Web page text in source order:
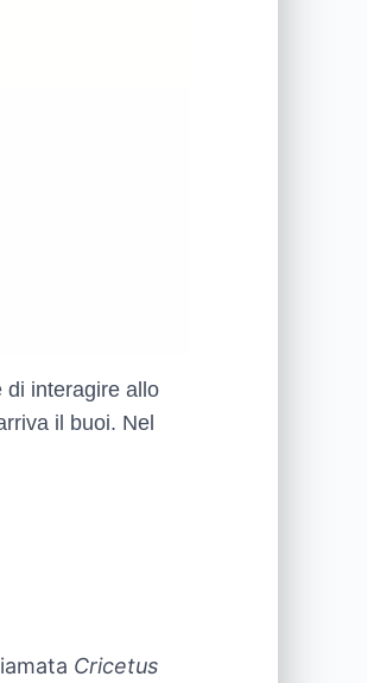
di interagire allo
il buoi. Nel
Cricetus